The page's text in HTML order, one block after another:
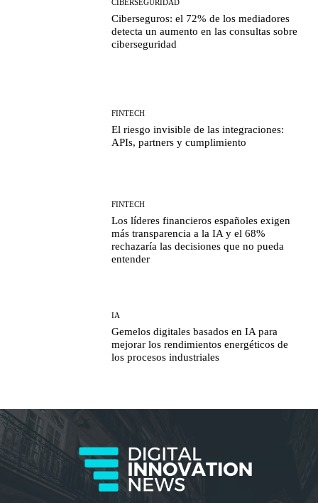
CIBERSEGURIDAD
Ciberseguros: el 72% de los mediadores
detecta un aumento en las consultas sobre
ciberseguridad
FINTECH
El riesgo invisible de las integraciones:
APIs, partners y cumplimiento
FINTECH
Los líderes financieros españoles exigen
más transparencia a la IA y el 68%
rechazaría las decisiones que no pueda
entender
IA
Gemelos digitales basados en IA para
mejorar los rendimientos energéticos de
los procesos industriales